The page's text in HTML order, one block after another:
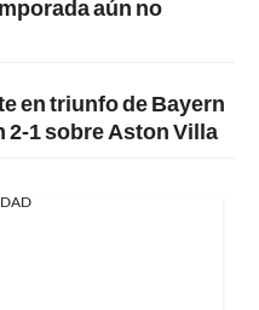
aún no
en triunfo de Bayern
2-1 sobre Aston Villa